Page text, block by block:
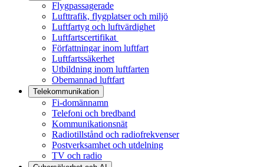
Flygpassagerade
Lufttrafik, flygplatser och miljö
Luftfartyg och luftvärdighet
Luftfartscertifikat
Författningar inom luftfart
Luftfartssäkerhet
Utbildning inom luftfarten
Obemannad luftfart
Telekommunikation
Fi-domännamn
Telefoni och bredband
Kommunikationsnät
Radiotillstånd och radiofrekvenser
Postverksamhet och utdelning
TV och radio